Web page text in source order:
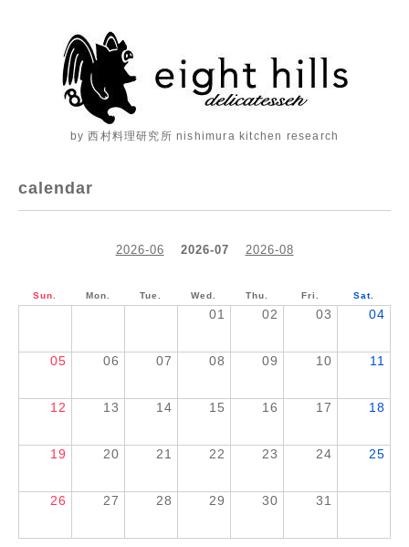
by 西村料理研究所 nishimura kitchen research
calendar
2026-06 2026-07 2026-08
Sun. Mon. Tue. Wed. Thu. Fri. Sat.
01 02 03 04
05 06 07 08 09 10 11
12 13 14 15 16 17 18
19 20 21 22 23 24 25
26 27 28 29 30 31